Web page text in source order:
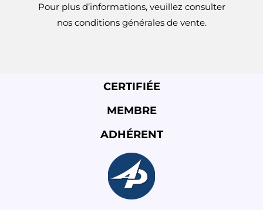
Pour plus d’informations, veuillez consulter
nos conditions générales de vente.
CERTIFIÉE
MEMBRE
ADHÉRENT